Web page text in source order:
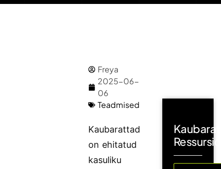
Freya
2025-06-
06
Teadmised
Kaubarattad
on ehitatud
kasuliku
Ressursid